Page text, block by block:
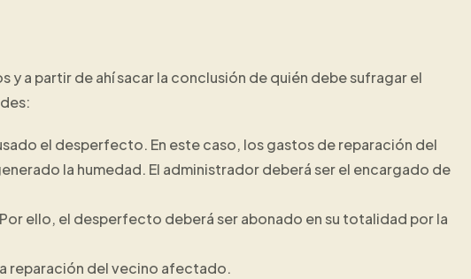
a partir de ahí sacar la conclusión de quién debe sufragar el
el desperfecto. En este caso, los gastos de reparación del
la humedad. El administrador deberá ser el encargado de
ello, el desperfecto deberá ser abonado en su totalidad por la
reparación del vecino afectado.